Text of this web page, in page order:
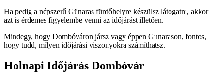
Ha pedig a népszerű Günaras fürdőhelyre készülsz látogatni, akkor
azt is érdemes figyelembe venni az időjárást illetően.
Mindegy, hogy Dombóváron jársz vagy éppen Gunarason, fontos,
hogy tudd, milyen időjárási viszonyokra számíthatsz.
Holnapi Időjárás Dombóvár